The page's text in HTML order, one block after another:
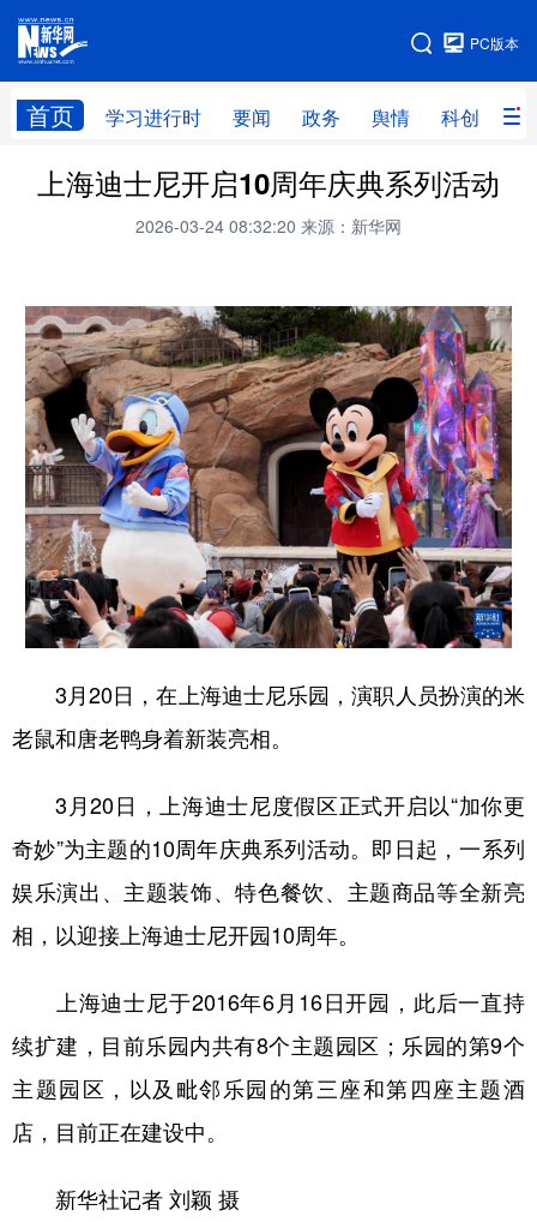
PC版本
首页 学习进行时 要闻 政务 舆情 科创 产
网站地图
首页 学习进行时 要闻 政务
科创 产经
房产 体育 健康 图片
信息 廉政 原创 长三角频道
上海迪士尼开启10周年庆典系列活动
2026-03-24 08:32:20 来源：新华网
3月20日，在上海迪士尼乐园，演职人员扮演的米
老鼠和唐老鸭身着新装亮相。
3月20日，上海迪士尼度假区正式开启以“加你更
奇妙”为主题的10周年庆典系列活动。即日起，一系列
娱乐演出、主题装饰、特色餐饮、主题商品等全新亮
相，以迎接上海迪士尼开园10周年。
上海迪士尼于2016年6月16日开园，此后一直持
续扩建，目前乐园内共有8个主题园区；乐园的第9个
主题园区，以及毗邻乐园的第三座和第四座主题酒
店，目前正在建设中。
新华社记者 刘颖 摄